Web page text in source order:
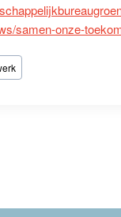
samen-onze-